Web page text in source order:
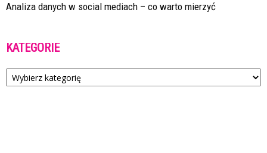
Analiza danych w social mediach – co warto mierzyć
KATEGORIE
Kategorie